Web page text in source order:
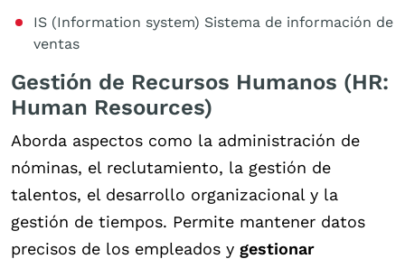
IS (Information system) Sistema de información de
ventas
Gestión de Recursos Humanos (HR:
Human Resources)
Aborda aspectos como la administración de
nóminas, el reclutamiento, la gestión de
talentos, el desarrollo organizacional y la
gestión de tiempos. Permite mantener datos
precisos de los empleados y gestionar